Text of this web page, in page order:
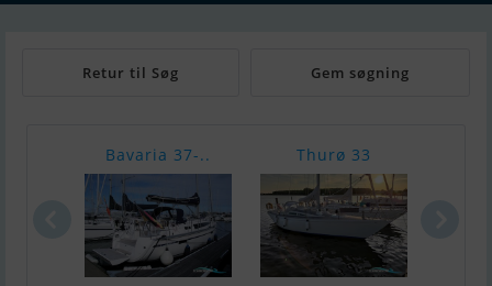
Retur til Søg Gem søgning
Bavaria 37-.. Thurø 33